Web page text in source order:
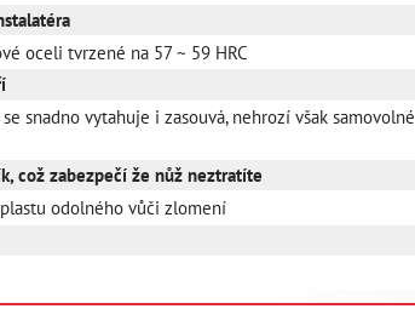
oceli tvrzené na 57 ~ 59 HRC
snadno vytahuje i zasouvá, nehrozí však samovolné
což zabezpečí že nůž neztratíte
odolného vůči zlomení